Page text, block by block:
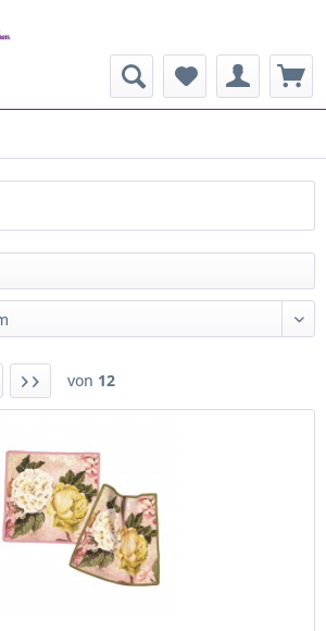
von 12